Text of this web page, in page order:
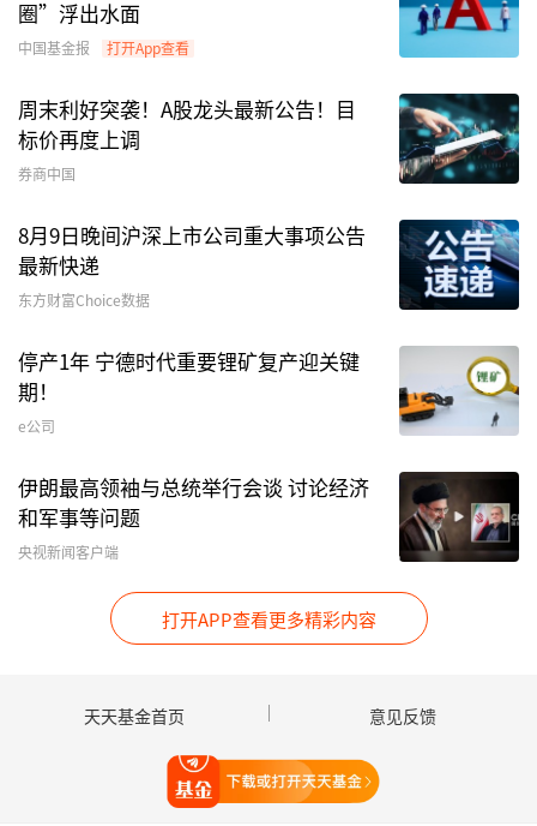
截至12月31日，基金近三年夏普比率为0.8509，
截至1月21日，基金近三年最大回撤为28.76%，
同类可比基金排名25/57。单季度最大回撤出现在
2021年一季度，为25.09%。
圈”浮出水面
中国基金报 打开App查看
周末利好突袭！A股龙头最新公告！目
标价再度上调
券商中国
8月9日晚间沪深上市公司重大事项公告
最新快递
东方财富Choice数据
停产1年 宁德时代重要锂矿复产迎关键
期！
e公司
伊朗最高领袖与总统举行会谈 讨论经济
和军事等问题
央视新闻客户端
打开APP查看更多精彩内容
天天基金首页 意见反馈
打开天天基金